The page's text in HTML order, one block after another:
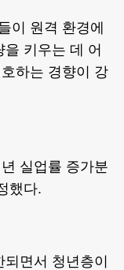
이 원격 환경에
키우는 데 어
하는 경향이 강
실업률 증가분
했다.
면서 청년층이